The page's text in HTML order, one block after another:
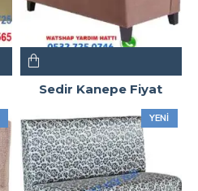
Sedir Kanepe Fiyat
YENI